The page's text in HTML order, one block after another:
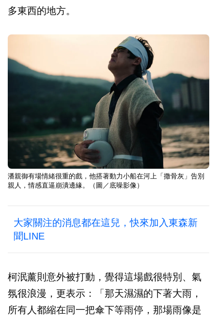
多東西的地方。
潘親御有場情緒很重的戲，他搭著動力小船在河上「撒骨灰」告別
親人，情感直逼崩潰邊緣。（圖／底噪影像）
大家關注的消息都在這兒，快來加入東森新
聞LINE
柯泯薰則意外被打動，覺得這場戲很特別、氣
氛很浪漫，更表示：「那天濕濕的下著大雨，
所有人都縮在同一把傘下等雨停，那場雨像是